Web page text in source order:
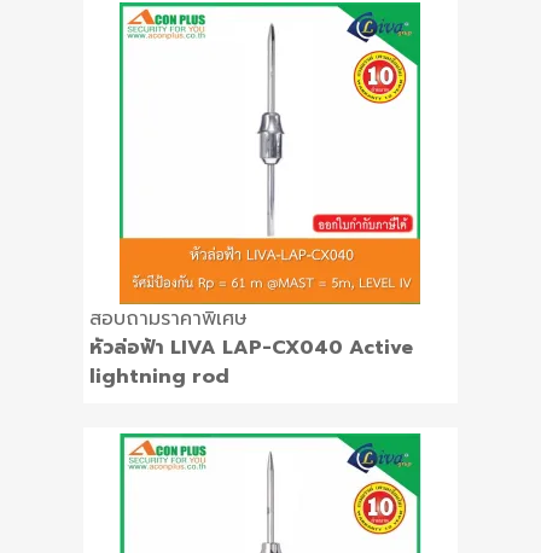
สอบถามราคาพิเศษ
หัวล่อฟ้า LIVA LAP-CX040 Active
lightning rod